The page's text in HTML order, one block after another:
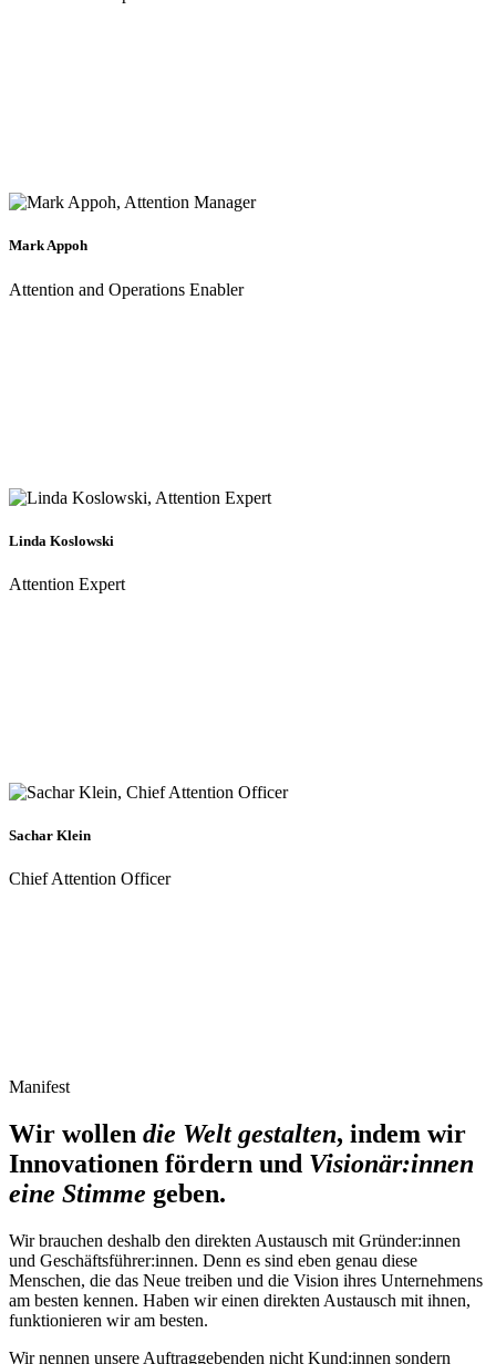
Mark Appoh
Attention and Operations Enabler
Linda Koslowski
Attention Expert
Sachar Klein
Chief Attention Officer
Manifest
Wir wollen die Welt gestalten, indem wir
Innovationen fördern und Visionär:innen
eine Stimme geben.
Wir brauchen deshalb den direkten Austausch mit Gründer:innen
und Geschäftsführer:innen. Denn es sind eben genau diese
Menschen, die das Neue treiben und die Vision ihres Unternehmens
am besten kennen. Haben wir einen direkten Austausch mit ihnen,
funktionieren wir am besten.
Wir nennen unsere Auftraggebenden nicht Kund:innen sondern